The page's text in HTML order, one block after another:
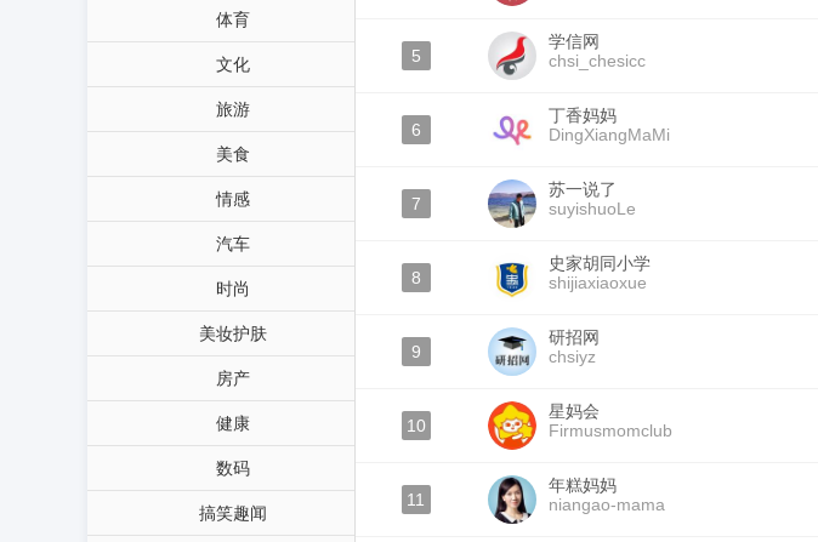
体育
文化
旅游
美食
情感
汽车
时尚
美妆护肤
房产
健康
数码
搞笑趣闻
5
学信网
chsi_chesicc
6
丁香妈妈
DingXiangMaMi
7
苏一说了
suyishuoLe
8
史家胡同小学
shijiaxiaoxue
9
研招网
chsiyz
10
星妈会
Firmusmomclub
11
年糕妈妈
niangao-mama